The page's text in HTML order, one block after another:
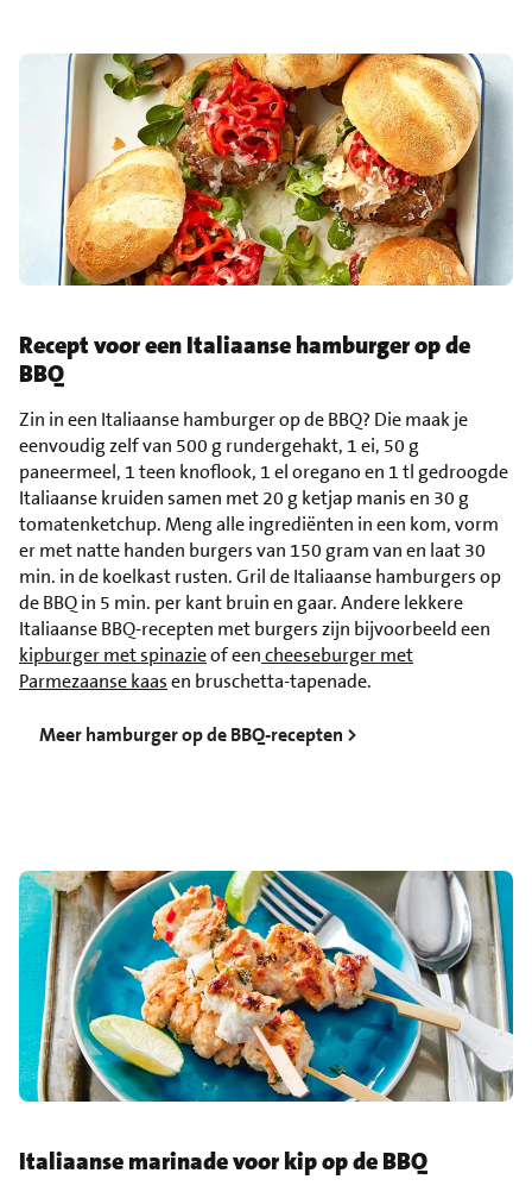
Recept voor een Italiaanse hamburger op de
BBQ
Zin in een Italiaanse hamburger op de BBQ? Die maak je
eenvoudig zelf van 500 g rundergehakt, 1 ei, 50 g
paneermeel, 1 teen knoflook, 1 el oregano en 1 tl gedroogde
Italiaanse kruiden samen met 20 g ketjap manis en 30 g
tomatenketchup. Meng alle ingrediënten in een kom, vorm
er met natte handen burgers van 150 gram van en laat 30
min. in de koelkast rusten. Gril de Italiaanse hamburgers op
de BBQ in 5 min. per kant bruin en gaar. Andere lekkere
Italiaanse BBQ-recepten met burgers zijn bijvoorbeeld een
kipburger met spinazieof eencheeseburger met
Parmezaanse kaasen bruschetta-tapenade.
Meer hamburger op de BBQ-recepten >
Italiaanse marinade voor kip op de BBQ